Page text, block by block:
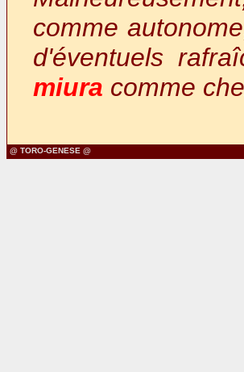
comme
d'éventuels
miura comme
@ TORO-GENESE @